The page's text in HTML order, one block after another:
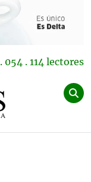
054 . 114 lectores